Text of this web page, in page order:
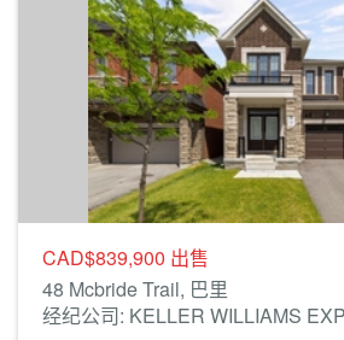
CAD$839,900 出售
48 Mcbride Trail, 巴里